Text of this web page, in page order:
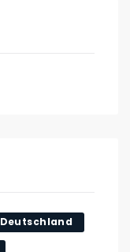
Deutschland